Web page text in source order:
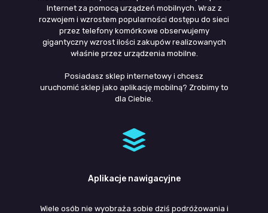
Internet za pomocą urządzeń mobilnych. Wraz z
rozwojem i wzrostem popularności dostępu do sieci
przez telefony komórkowe obserwujemy
gigantyczny wzrost ilości zakupów realizowanych
właśnie przez urządzenia mobilne.
Posiadasz sklep internetowy i chcesz
uruchomić sklep jako aplikację mobilną? Zrobimy to
dla Ciebie.
Aplikacje nawigacyjne
Wiele osób nie wyobraża sobie dziś podróżowania i